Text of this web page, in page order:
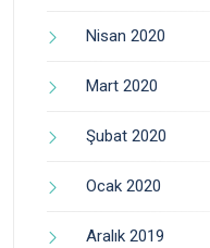
Nisan 2020
Mart 2020
Şubat 2020
Ocak 2020
Aralık 2019